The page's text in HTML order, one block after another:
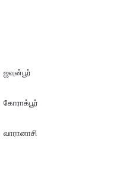
ஜவுன்பூர்
கோராக்பூர்
வாரானாசி